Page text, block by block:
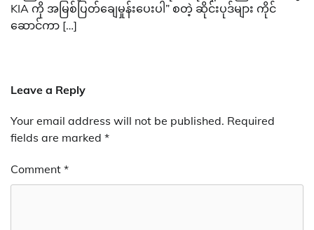
KIA ကို အမြစ်ပြတ်ချေမှုန်းပေးပါ” စတဲ့ ဆိုင်းပုဒ်များ ကိုင်
ဆောင်ကာ […]
Leave a Reply
Your email address will not be published. Required
fields are marked *
Comment *